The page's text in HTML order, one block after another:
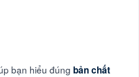
bạn hiểu đúng bản chất